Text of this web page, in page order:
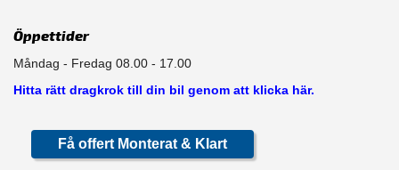
Öppettider
Måndag - Fredag 08.00 - 17.00
Hitta rätt dragkrok till din bil genom att klicka här.
Få offert Monterat & Klart